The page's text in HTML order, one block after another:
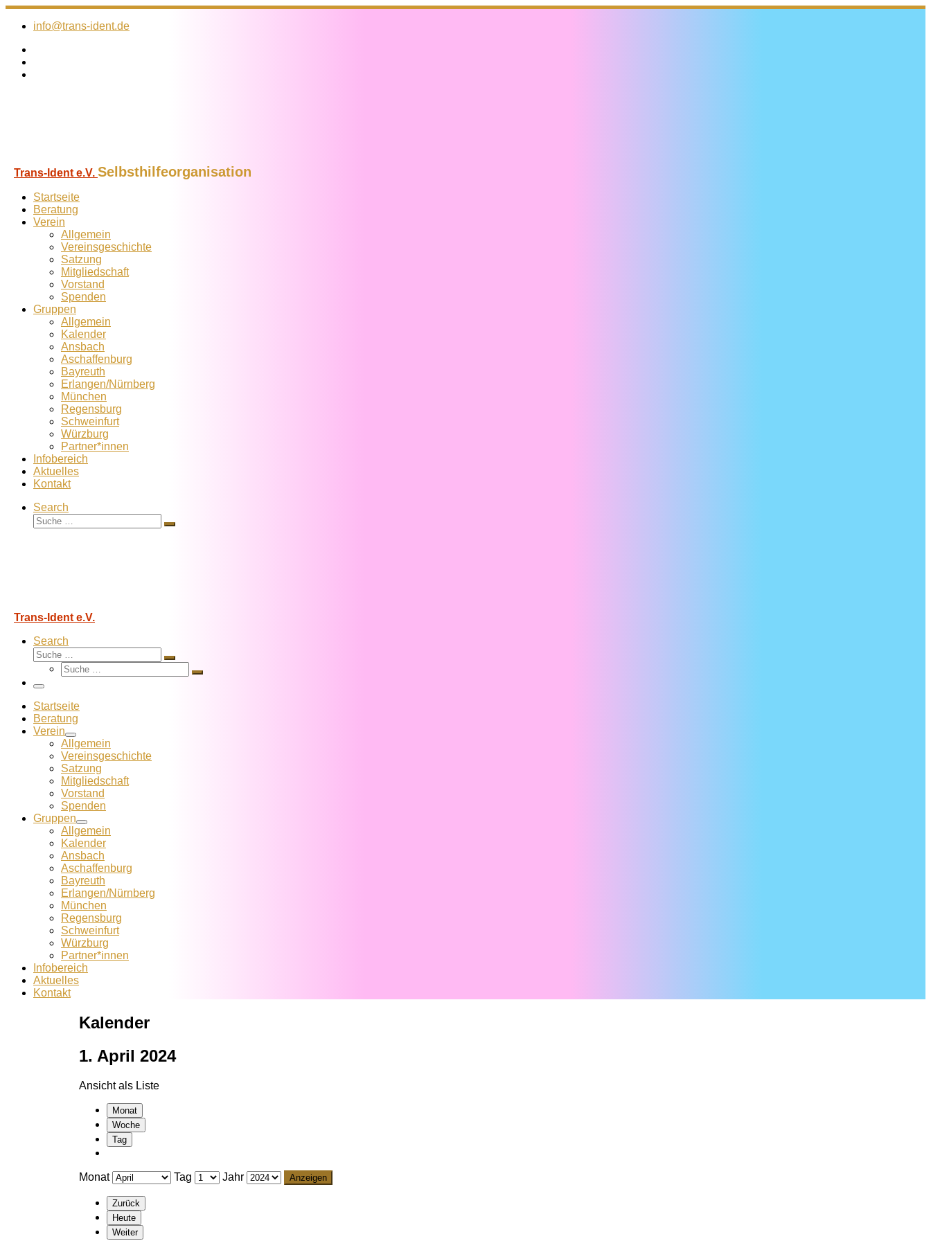
Zum
Inhalt
info@trans-ident.de
Trans-Ident e.V. Selbsthilfeorganisation
Startseite
Beratung
Verein
Allgemein
Vereins­geschichte
Satzung
Mitglied­schaft
Vorstand
Spenden
Gruppen
Allgemein
Kalender
Ansbach
Aschaffenburg
Bayreuth
Erlangen/Nürnberg
München
Regensburg
Schweinfurt
Würzburg
Partner*innen
Infobereich
Aktuelles
Kontakt
Search
Suche
Suche
Trans-Ident e.V.
Search
Suche
Suche
Suche
Suche
Menü
Startseite
Beratung
Verein
Allgemein
Vereins­geschichte
Satzung
Mitglied­schaft
Vorstand
Spenden
Gruppen
Allgemein
Kalender
Ansbach
Aschaffenburg
Bayreuth
Erlangen/Nürnberg
München
Regensburg
Schweinfurt
Würzburg
Partner*innen
Infobereich
Aktuelles
Kontakt
Kalender
1. April 2024
Ansicht als Liste
Monat
Woche
Tag
Monat Tag Jahr
Zurück
Heute
Weiter